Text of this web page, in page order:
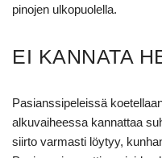
pinojen ulkopuolella.
EI KANNATA
Pasianssipeleissä
alkuvaiheessa kannattaa
siirto varmasti löytyy,